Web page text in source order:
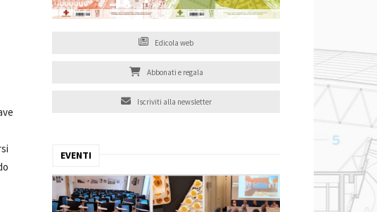
Edicola web
Abbonati e regala
Iscriviti alla newsletter
EVENTI